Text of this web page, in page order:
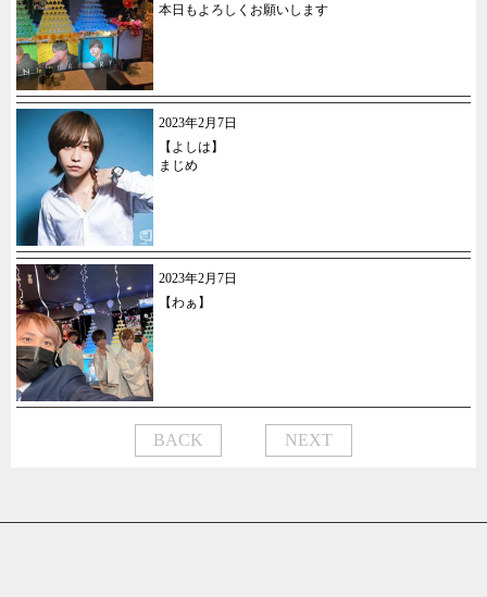
本日もよろしくお願いします
2023年2月7日
【よしは】
まじめ
2023年2月7日
【わぁ】
BACK NEXT